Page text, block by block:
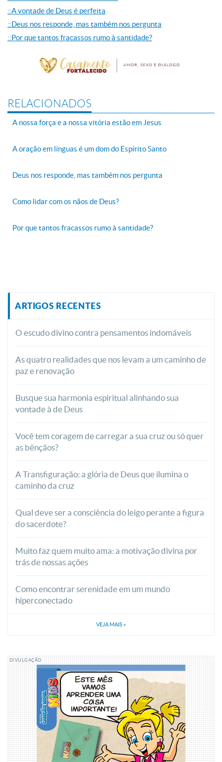
::A vontade de Deus é perfeita
::Deus nos responde, mas também nos pergunta
::Por que tantos fracassos rumo à santidade?
RELACIONADOS
A nossa força e a nossa vitória estão em Jesus
A oração em línguas é um dom do Espírito Santo
Deus nos responde, mas também nos pergunta
Como lidar com os nãos de Deus?
Por que tantos fracassos rumo à santidade?
ARTIGOS RECENTES
O escudo divino contra pensamentos indomáveis
As quatro realidades que nos levam a um caminho de
paz e renovação
Busque sua harmonia espiritual alinhando sua
vontade à de Deus
Você tem coragem de carregar a sua cruz ou só quer
as bênçãos?
A Transfiguração: a glória de Deus que ilumina o
caminho da cruz
Qual deve ser a consciência do leigo perante a figura
do sacerdote?
Muito faz quem muito ama: a motivação divina por
trás de nossas ações
Como encontrar serenidade em um mundo
hiperconectado
VEJA MAIS »
DIVULGAÇÃO